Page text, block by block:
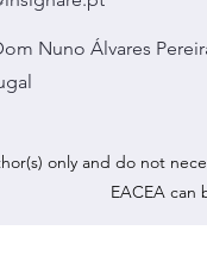
Nuno Álvares
only and do not
EACEA can